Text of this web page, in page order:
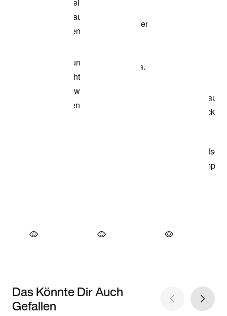
Das Könnte Dir Auch
Gefallen